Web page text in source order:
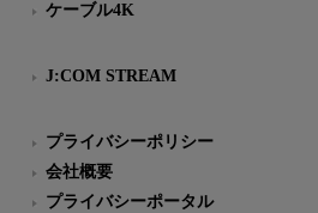
ケーブル4K
J:COM STREAM
プライバシーポリシー
会社概要
プライバシーポータル